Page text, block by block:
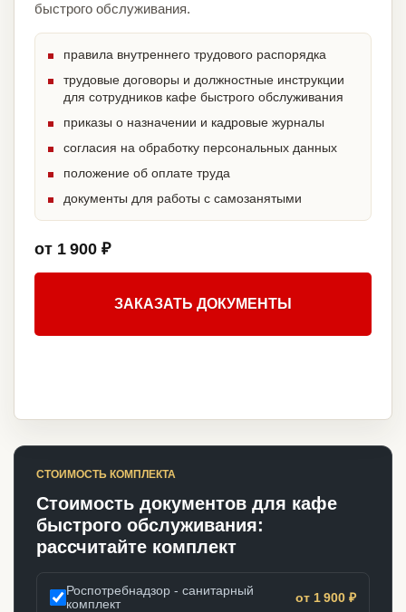
быстрого обслуживания.
правила внутреннего трудового распорядка
трудовые договоры и должностные инструкции
для сотрудников кафе быстрого обслуживания
приказы о назначении и кадровые журналы
согласия на обработку персональных данных
положение об оплате труда
документы для работы с самозанятыми
от 1 900 ₽
ЗАКАЗАТЬ ДОКУМЕНТЫ
СТОИМОСТЬ КОМПЛЕКТА
Стоимость документов для кафе
быстрого обслуживания:
рассчитайте комплект
Роспотребнадзор - санитарный
комплект
от 1 900 ₽